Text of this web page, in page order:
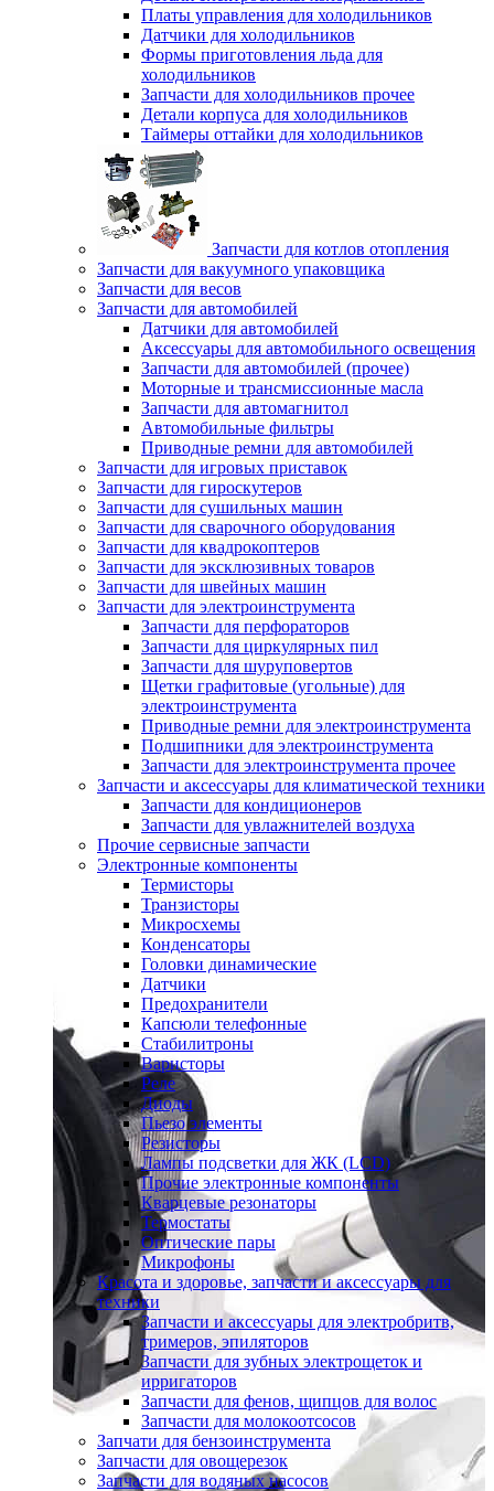
Платы управления для холодильников
Датчики для холодильников
Формы приготовления льда для
холодильников
Запчасти для холодильников прочее
Детали корпуса для холодильников
Таймеры оттайки для холодильников
Запчасти для котлов отопления
Запчасти для вакуумного упаковщика
Запчасти для весов
Запчасти для автомобилей
Датчики для автомобилей
Аксессуары для автомобильного освещения
Запчасти для автомобилей (прочее)
Моторные и трансмиссионные масла
Запчасти для автомагнитол
Автомобильные фильтры
Приводные ремни для автомобилей
Запчасти для игровых приставок
Запчасти для гироскутеров
Запчасти для сушильных машин
Запчасти для сварочного оборудования
Запчасти для квадрокоптеров
Запчасти для эксклюзивных товаров
Запчасти для швейных машин
Запчасти для электроинструмента
Запчасти для перфораторов
Запчасти для циркулярных пил
Запчасти для шуруповертов
Щетки графитовые (угольные) для
электроинструмента
Приводные ремни для электроинструмента
Подшипники для электроинструмента
Запчасти для электроинструмента прочее
Запчасти и аксессуары для климатической техники
Запчасти для кондиционеров
Запчасти для увлажнителей воздуха
Прочие сервисные запчасти
Электронные компоненты
Термисторы
Транзисторы
Микросхемы
Конденсаторы
Головки динамические
Датчики
Предохранители
Капсюли телефонные
Стабилитроны
Варисторы
Реле
Диоды
Пьезо элементы
Резисторы
Лампы подсветки для ЖК (LCD)
Прочие электронные компоненты
Кварцевые резонаторы
Термостаты
Оптические пары
Микрофоны
Красота и здоровье, запчасти и аксессуары для
техники
Запчасти и аксессуары для электробритв,
тримеров, эпиляторов
Запчасти для зубных электрощеток и
ирригаторов
Запчасти для фенов, щипцов для волос
Запчасти для молокоотсосов
Запчати для бензоинструмента
Запчасти для овощерезок
Запчасти для водяных насосов